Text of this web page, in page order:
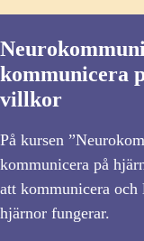
kommunicera
villkor
På kursen
kommunicera på
att kommunicera
hjärnor fungerar.